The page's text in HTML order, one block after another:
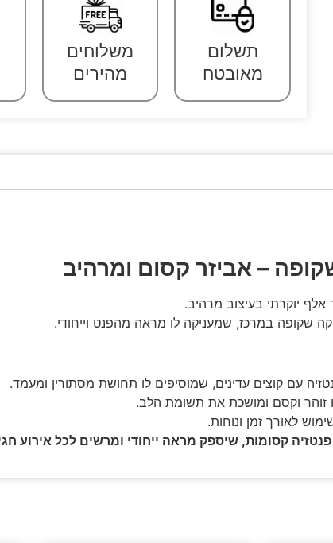
תשלום
מאובטח
משלוחים
מהירים
– אביזר קסום ומרהיב
יוקרתי בעיצוב מרהיב.
שקופה במרכז, שמעניקה לו מראה מהפנט וייחודי.
עם קוצים עדינים, שמוסיפים לו תחושת מסתורין ומעמד.
זוהר וקסם ומושכת את תשומת הלב.
לאורך זמן ונוחות.
קסומות, שיספק מראה ייחודי ומרשים לכל אירוע